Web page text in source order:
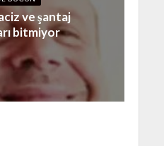
ve şantaj
bitmiyor